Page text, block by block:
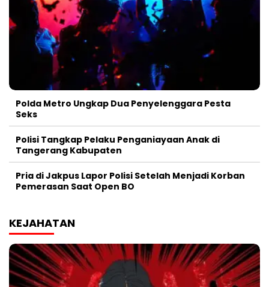
Polda Metro Ungkap Dua Penyelenggara Pesta
Seks
Polisi Tangkap Pelaku Penganiayaan Anak di
Tangerang Kabupaten
Pria di Jakpus Lapor Polisi Setelah Menjadi Korban
Pemerasan Saat Open BO
KEJAHATAN